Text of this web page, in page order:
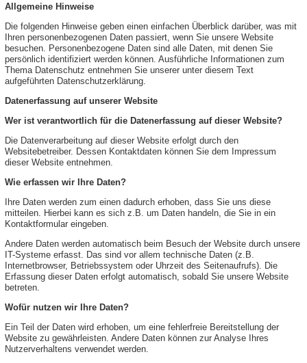
Allgemeine Hinweise
Die folgenden Hinweise geben einen einfachen Überblick darüber, was mit
Ihren personenbezogenen Daten passiert, wenn Sie unsere Website
besuchen. Personenbezogene Daten sind alle Daten, mit denen Sie
persönlich identifiziert werden können. Ausführliche Informationen zum
Thema Datenschutz entnehmen Sie unserer unter diesem Text
aufgeführten Datenschutzerklärung.
Datenerfassung auf unserer Website
Wer ist verantwortlich für die Datenerfassung auf dieser Website?
Die Datenverarbeitung auf dieser Website erfolgt durch den
Websitebetreiber. Dessen Kontaktdaten können Sie dem Impressum
dieser Website entnehmen.
Wie erfassen wir Ihre Daten?
Ihre Daten werden zum einen dadurch erhoben, dass Sie uns diese
mitteilen. Hierbei kann es sich z.B. um Daten handeln, die Sie in ein
Kontaktformular eingeben.
Andere Daten werden automatisch beim Besuch der Website durch unsere
IT-Systeme erfasst. Das sind vor allem technische Daten (z.B.
Internetbrowser, Betriebssystem oder Uhrzeit des Seitenaufrufs). Die
Erfassung dieser Daten erfolgt automatisch, sobald Sie unsere Website
betreten.
Wofür nutzen wir Ihre Daten?
Ein Teil der Daten wird erhoben, um eine fehlerfreie Bereitstellung der
Website zu gewährleisten. Andere Daten können zur Analyse Ihres
Nutzerverhaltens verwendet werden.